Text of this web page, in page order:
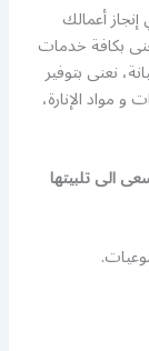
أعمالك
بكافة خدمات
نعنى بتوفير
مواد الإنارة،
الى تلبيتها